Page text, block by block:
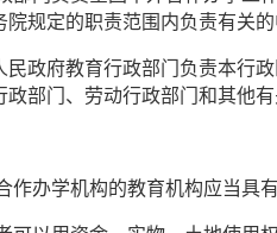
规定的职责范围内负责有关
府教育行政部门负责本行政
政部门、劳动行政部门和其他
作办学机构的教育机构应当具